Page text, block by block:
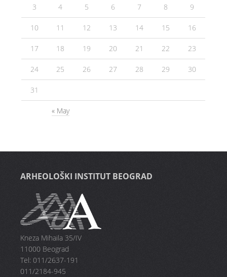
« May
3 4 5 6 7 8 9
10 11 12 13 14 15 16
17 18 19 20 21 22 23
24 25 26 27 28 29 30
31
ARHEOLOŠKI INSTITUT BEOGRAD
Kneza Mihaila 35/IV
11000 Beograd
Tel: 011/2637-191
011/2184-945